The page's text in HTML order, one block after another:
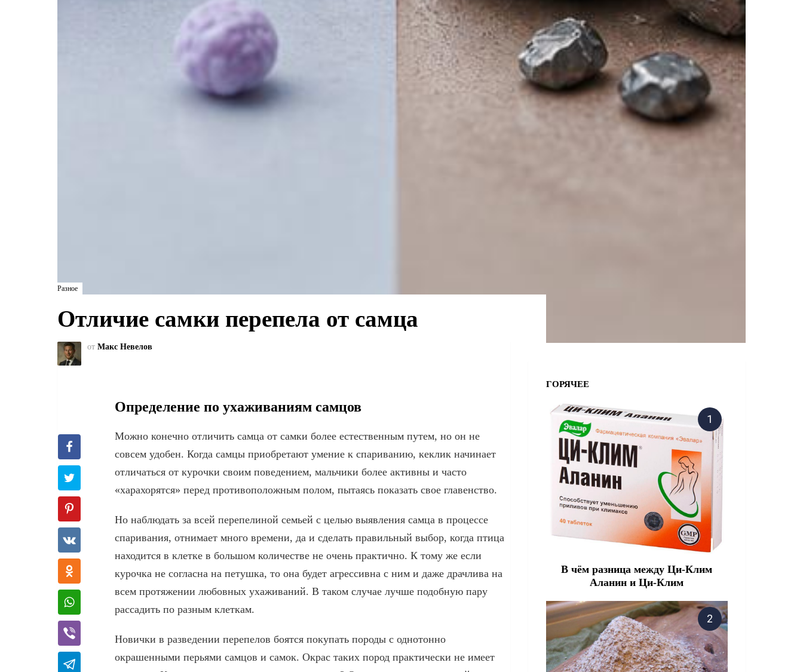
Разное
Отличие самки перепела от самца
от Макс Невелов
Определение по ухаживаниям самцов
Можно конечно отличить самца от самки более естественным путем, но он не
совсем удобен. Когда самцы приобретают умение к спариванию, кеклик начинает
отличаться от курочки своим поведением, мальчики более активны и часто
«харахорятся» перед противоположным полом, пытаясь показать свое главенство.
Но наблюдать за всей перепелиной семьей с целью выявления самца в процессе
спаривания, отнимает много времени, да и сделать правильный выбор, когда птица
находится в клетке в большом количестве не очень практично. К тому же если
курочка не согласна на петушка, то она будет агрессивна с ним и даже драчлива на
всем протяжении любовных ухаживаний. В таком случае лучше подобную пару
рассадить по разным клеткам.
Новички в разведении перепелов боятся покупать породы с однотонно
окрашенными перьями самцов и самок. Окрас таких пород практически не имеет
ГОРЯЧЕЕ
В чём разница между Ци-Клим
Аланин и Ци-Клим